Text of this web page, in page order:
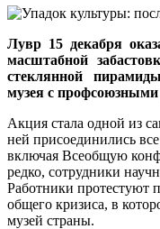
Лувр 15 декабря
масштабной
стеклянной
музея с
Акция стала одной из
ней присоединились
включая Всеобщую
редко, сотрудники
Работники протестуют
общего кризиса, в
музей страны.